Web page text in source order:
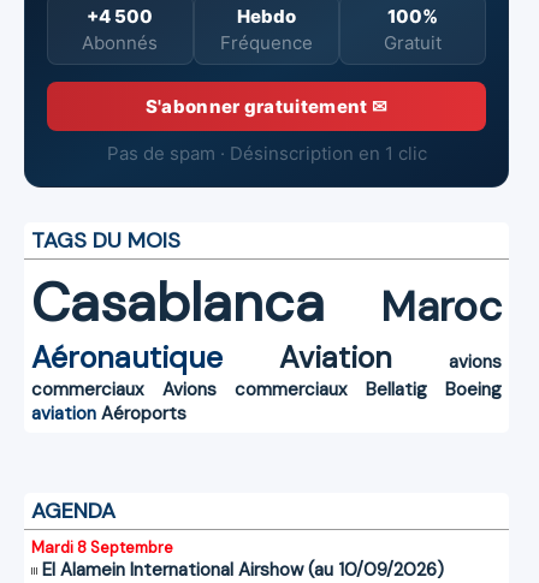
+4 500
Abonnés
Hebdo
Fréquence
100%
Gratuit
S'abonner gratuitement ✉
Pas de spam · Désinscription en 1 clic
TAGS DU MOIS
Casablanca Maroc
Aéronautique Aviation
avions
commerciaux
Avions commerciaux Bellatig
Boeing
aviation Aéroports
AGENDA
Mardi 8 Septembre
El Alamein International Airshow (au 10/09/2026)